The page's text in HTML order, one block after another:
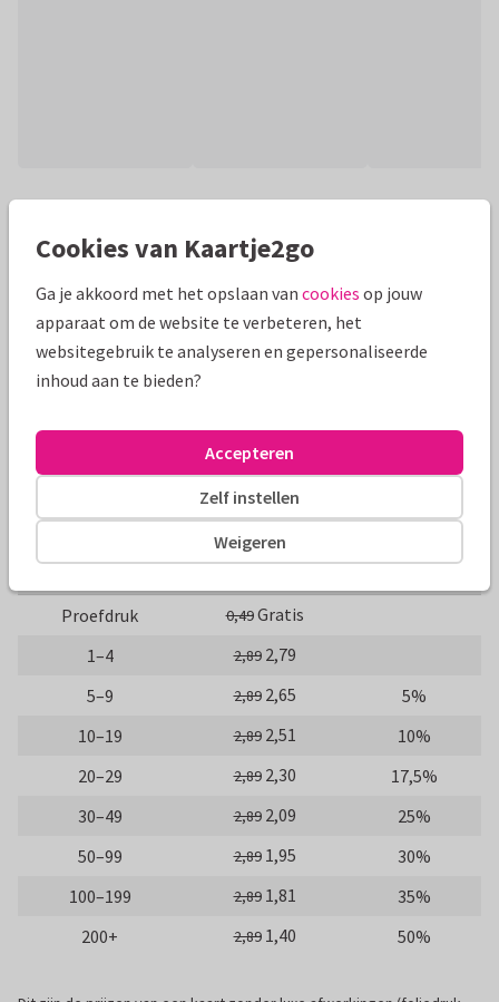
Productinformatie
Stoere kaart met sterke arm, spierballen, ziekenhuisoutfit
ziekenhuis!
Alle kaarten zijn helemaal naar wens aan te passen
Formaten en prijzen
10 x 10 cm 14 x 14 cm 21 x 21 cm
Proefdruk 0,49Gratis
1–4
2,89 2,79
5–9
2,89 2,65
5%
10–19
2,89 2,51
10%
20–29
2,89 2,30
17,5%
30–49
2,89 2,09
25%
50–99
2,89 1,95
30%
100–199
2,89 1,81
35%
200+
2,89 1,40 50%
Cookies van Kaartje2go
Ga je akkoord met het opslaan van cookies op jouw
apparaat om de website te verbeteren, het
websitegebruik te analyseren en gepersonaliseerde
inhoud aan te bieden?
Weigeren
Zelf instellen
Accepteren